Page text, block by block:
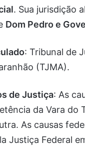
. Sua jurisdição
Dom Pedro e
: Tribunal de
(TJMA).
de Justiça: As
da Vara do
As causas
Justiça Federal